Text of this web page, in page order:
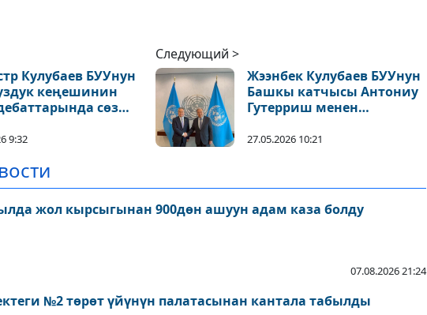
Кулубаев БУУнун
кеңешинин
сөз
9:32
Следующий >
Жээнбек Кулубаев БУУнун
Башкы катчысы Антониу
Гутерриш менен
27.05.2026 10:21
жол кырсыгынан 900дөн ашуун адам каза болду
07.08.2026 21:24
№2 төрөт үйүнүн палатасынан кантала табылды